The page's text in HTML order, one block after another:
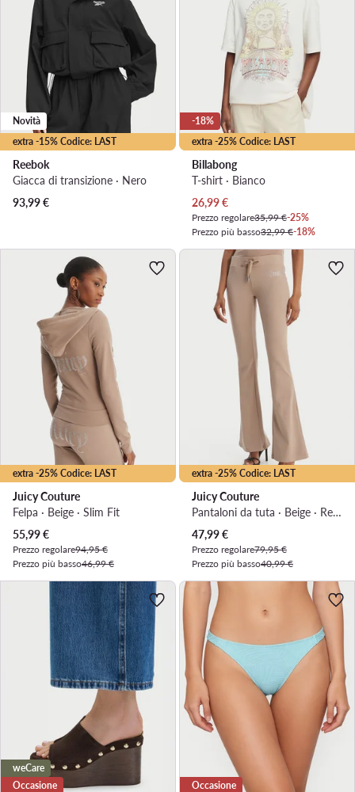
extra -15% Codice: LAST
Novità
Reebok
Giacca di transizione · Nero
93,99€
extra -25% Codice: LAST
-18%
Billabong
T-shirt · Bianco
Prezzo attuale
26,99€
Prezzo regolare35,99 €-25%
Prezzo più basso32,99 €-18%
extra -25% Codice: LAST
Juicy Couture
Felpa · Beige · Slim Fit
Prezzo attuale
55,99€
Prezzo regolare94,95 €
Prezzo più basso46,99 €
extra -25% Codice: LAST
Juicy Couture
Pantaloni da tuta · Beige · Regular Fit
Prezzo attuale
47,99€
Prezzo regolare79,95 €
Prezzo più basso40,99 €
weCare
Occasione
Occasione